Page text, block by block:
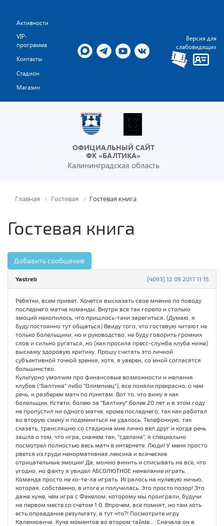
Активности
VIP-
программа
Контакты
Стадион
Магазин
Версия для
слабовидящих
ОФИЦИАЛЬНЫЙ САЙТ
ФК «БАЛТИКА»
Калининградская область
Главная Гостевая Гостевая книга
Гостевая книга
Добавить сообщение
[4093] 12.09.2017 11:15
Yastreb
Ребятки, всем привет. Хочется высказать свое мнение по поводу
последнего матча команды. Внутри все так горело и столько
эмоций накопилось, что пришлось-таки зарегиться. (Думаю, я
буду постоянно тут общаться) Ввиду того, что гостевую читают не
только болельщики, но и руководство, не буду говорить громких
слов и сильно ругаться, но (как просила пресс-служба клуба ниже)
выскажу здоровую критику. Прошу считать это личной
субъективной точкой зрения, хотя, я уверен, со мной согласятся
большинство.
Культурно умолчим про финансовые возможности и желания
клубов ("Балтика" либо "Олимпиец"), все поняли прекрасно, о чем
речь, и разберем матч по пунктам. Вот то, что вижу я как
болельщик. Кстати, болею за "Балтику" более 20 лет и в этом году
не пропустил ни одного матча, кроме последнего, так как работал
во вторую смену и подмениться не удалось. Телефонную, так
сказать, трансляцию со стадиона мне лично вел друг и когда речь
зашла о том, что игра, скажем так, "сделана", я специально
посмотрел полностью весь матч в интернете. Люди! У меня просто
рвется из груди ненормативная лексика и всяческие
отрицательные эмоции! Да, можно винить и списывать на все, что
угодно, но факту я увидел АБСОЛЮТНОЕ нежелание играть.
Команда просто не хо-те-ла играть. Игралось на нулевую ничью,
которая, собственно, в итоге и получилась. Это просто позор! Это
даже хуже, чем игра с Факелом, которому мы проиграли, будучи
на первом месте со счетом 1:0. Впрочем, все помнят, но там хоть
есть оправдание результату, а тут что?! Посмотрите игру
Каленковича. Куча моментов во втором тайме... Сначала он в